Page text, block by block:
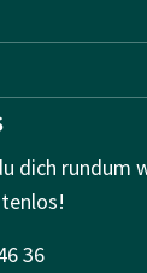
dich rundum
36